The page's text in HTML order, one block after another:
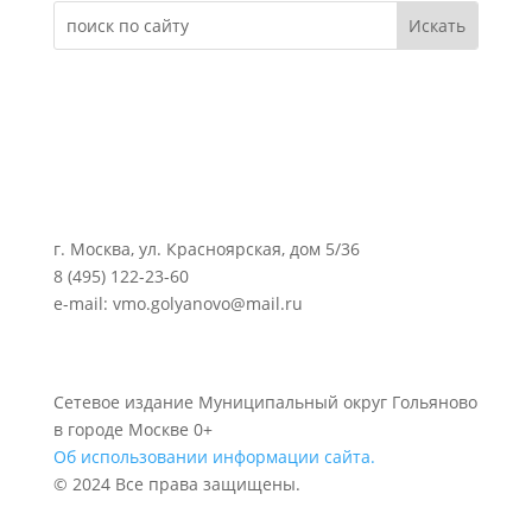
г. Москва, ул. Красноярская, дом 5/36
8 (495) 122-23-60
e-mail: vmo.golyanovo@mail.ru
Сетевое издание Муниципальный округ Гольяново
в городе Москве 0+
Об использовании информации сайта.
© 2024 Все права защищены.